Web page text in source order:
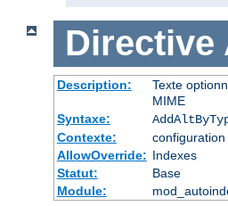
Directive
Description:
Texte
MIME
Syntaxe:
Contexte:
AllowOverride: Indexes
Statut:
Base
Module: